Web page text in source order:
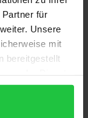
für
Unsere
mit
bereitgestellt
hat
narrative
dabei aber
Verehrung
ihre Quellen